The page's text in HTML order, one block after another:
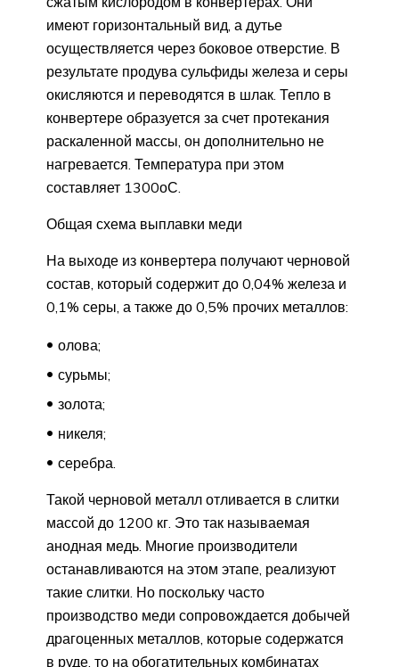
имеют горизонтальный вид, а дутье
осуществляется через боковое отверстие. В
результате продува сульфиды железа и серы
окисляются и переводятся в шлак. Тепло в
конвертере образуется за счет протекания
раскаленной массы, он дополнительно не
нагревается. Температура при этом
составляет 1300оС.
Общая схема выплавки меди
На выходе из конвертера получают черновой
состав, который содержит до 0,04% железа и
0,1% серы, а также до 0,5% прочих металлов:
олова;
сурьмы;
золота;
никеля;
серебра.
Такой черновой металл отливается в слитки
массой до 1200 кг. Это так называемая
анодная медь. Многие производители
останавливаются на этом этапе, реализуют
такие слитки. Но поскольку часто
производство меди сопровождается добычей
драгоценных металлов, которые содержатся
в руде, то на обогатительных комбинатах